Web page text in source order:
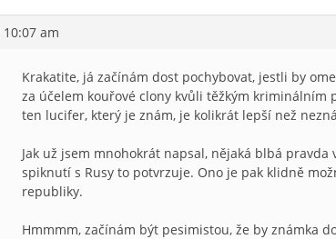
10:07 am
Krakatite, já začínám dost pochybovat, jestli by
za účelem kouřové clony kvůli těžkým
ten lucifer, který je znám, je kolikrát lepší než
Jak už jsem mnohokrát napsal, nějaká blbá
spiknutí s Rusy to potvrzuje. Ono je pak klidně
republiky.
Hmmmm, začínám být pesimistou, že by známka